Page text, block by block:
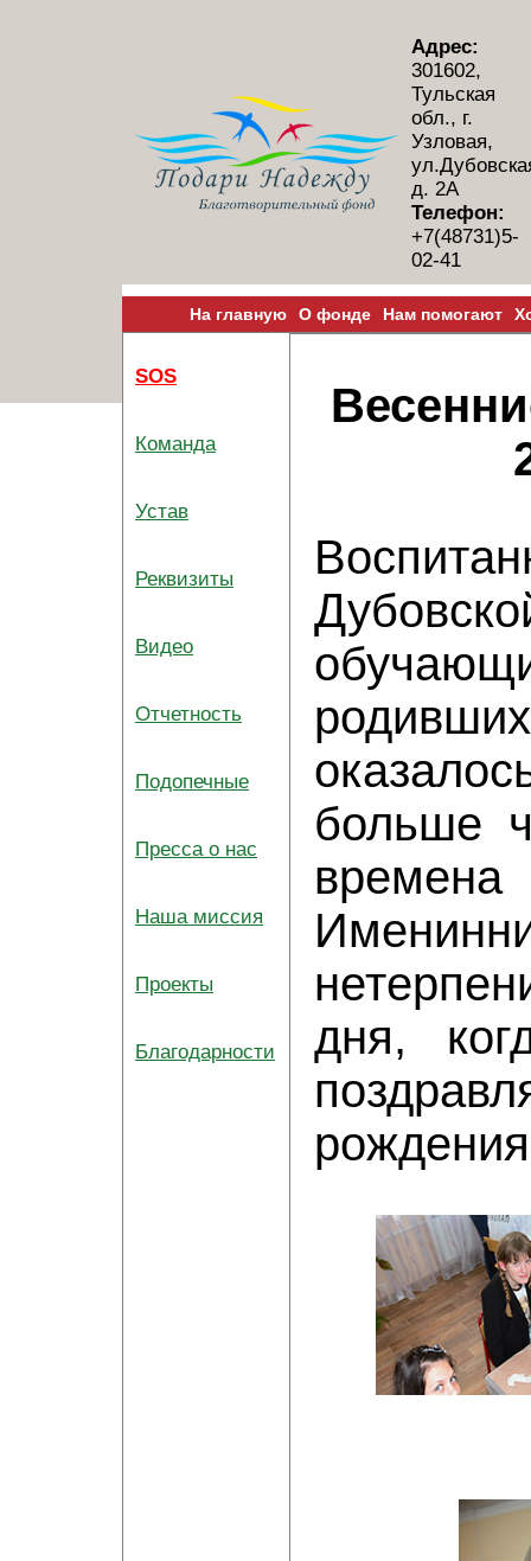
Адрес:
301602,
Тульская
обл., г.
Узловая,
д. 2А
Телефон:
+7(48731)5-
02-41
На главную О фонде Нам помогают
SOS
Команда
Устав
Реквизиты
Видео
Отчетность
Подопечные
Пресса о нас
Наша миссия
Проекты
Благодарности
больше
дня,